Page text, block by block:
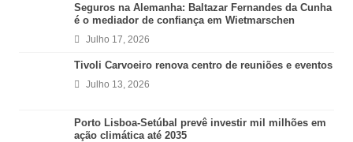
Seguros na Alemanha: Baltazar Fernandes da Cunha
é o mediador de confiança em Wietmarschen
Julho 17, 2026
Tivoli Carvoeiro renova centro de reuniões e eventos
Julho 13, 2026
Porto Lisboa-Setúbal prevê investir mil milhões em
ação climática até 2035